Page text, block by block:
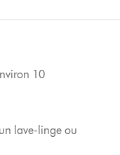
10
un lave-linge ou